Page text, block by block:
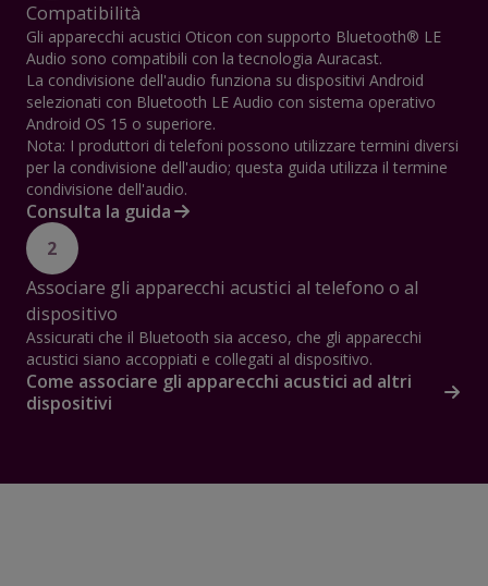
Compatibilità
Gli apparecchi acustici Oticon con supporto Bluetooth® LE
Audio sono compatibili con la tecnologia Auracast.
La condivisione dell'audio funziona su dispositivi Android
selezionati con Bluetooth LE Audio con sistema operativo
Android OS 15 o superiore.
Nota: I produttori di telefoni possono utilizzare termini diversi
per la condivisione dell'audio; questa guida utilizza il termine
condivisione dell'audio.
Consulta la guida
2
Associare gli apparecchi acustici al telefono o al
dispositivo
Assicurati che il Bluetooth sia acceso, che gli apparecchi
acustici siano accoppiati e collegati al dispositivo.
Come associare gli apparecchi acustici ad altri
dispositivi